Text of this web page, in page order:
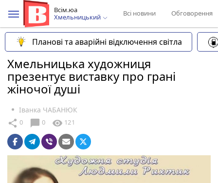
Всім.юа
Хмельницький
Всі новини Обговорення
Планові та аварійні відключення світла
Хмельницька художниця
презентує виставку про грані
жіночої душі
Іванка ЧАБАНЮК
share 0 chat_bubble 0 visibility 121